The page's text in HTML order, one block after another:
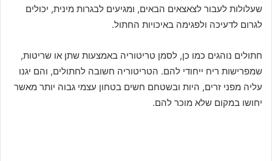
שעלולות לעבור לצאצאים הבאים, ומגיעים לבגרות מינית, יכולים
לגרום לדעיכה ולפגימה באיכויות החתול.
חתולים נוהגים כמו כן, לסמן טריטוריה באמצעות שתן או שריטות,
שמפרישות ריח ייחודי להם. הטריטוריה חשובה לחתולים, והם יגנו
עליה מפני זרים, היות ובשטחם חשים בטחון עצמי גבוה יותר מאשר
יחושו במקום שלא מוכר להם.